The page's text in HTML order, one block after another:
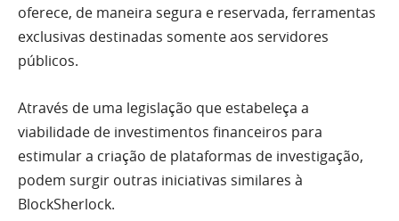
oferece, de maneira segura e reservada, ferramentas
exclusivas destinadas somente aos servidores
públicos.
Através de uma legislação que estabeleça a
viabilidade de investimentos financeiros para
estimular a criação de plataformas de investigação,
podem surgir outras iniciativas similares à
BlockSherlock.